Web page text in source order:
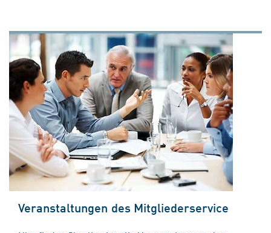
Veranstaltungen des Mitgliederservice